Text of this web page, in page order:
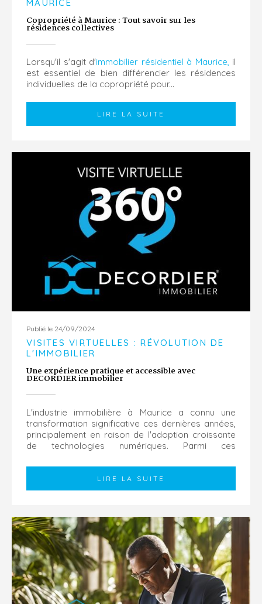
MAURICE
Copropriété à Maurice : Tout savoir sur les
résidences collectives
Lorsqu'il s'agit d'immobilier résidentiel à Maurice, il
est essentiel de bien différencier les résidences
individuelles de la copropriété pour...
LIRE LA SUITE
Publié le 24/09/2024
VISITES VIRTUELLES : RÉVOLUTION DE
L'IMMOBILIER
Une expérience pratique et accessible avec
DECORDIER immobilier
L'industrie immobilière à Maurice a connu une
transformation significative ces dernières années,
principalement en raison de l'adoption croissante
de technologies numériques. Parmi ces
comme un...
LIRE LA SUITE